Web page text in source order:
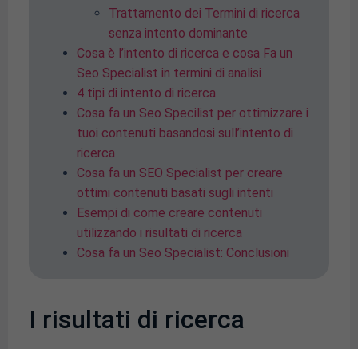
Trattamento dei Termini di ricerca
senza intento dominante
Cosa è l’intento di ricerca e cosa Fa un
Seo Specialist in termini di analisi
4 tipi di intento di ricerca
Cosa fa un Seo Specilist per ottimizzare i
tuoi contenuti basandosi sull’intento di
ricerca
Cosa fa un SEO Specialist per creare
ottimi contenuti basati sugli intenti
Esempi di come creare contenuti
utilizzando i risultati di ricerca
Cosa fa un Seo Specialist: Conclusioni
I risultati di ricerca